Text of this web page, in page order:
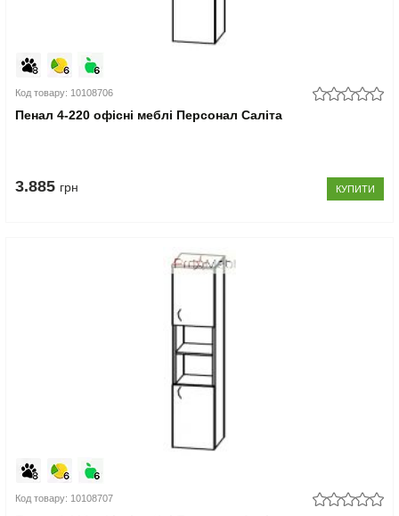
Код товару: 10108706
Пенал 4-220 офісні меблі Персонал Саліта
3.885 грн КУПИТИ
Код товару: 10108707